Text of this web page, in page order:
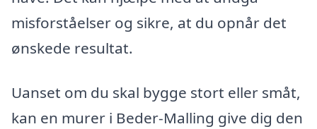
misforståelser og sikre, at du opnår det
ønskede resultat.
Uanset om du skal bygge stort eller småt,
kan en murer i Beder-Malling give dig den